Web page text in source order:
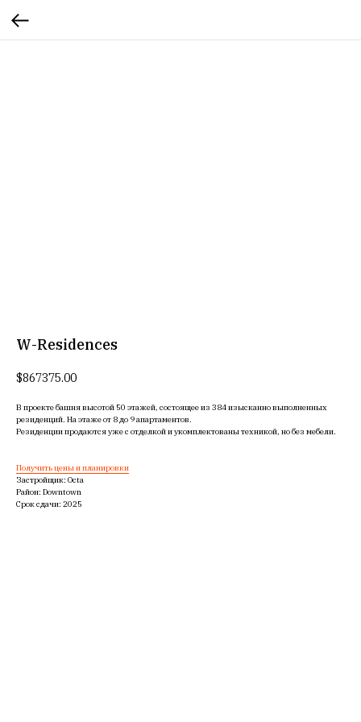
W-Residences
$867375.00
В проекте башня высотой 50 этажей, состоящее из 384 изысканно выполненных
резиденций. На этаже от 8 до 9 апартаментов.
Резиденции продаются уже с отделкой и укомплектованы техникой, но без мебели.
Получить цены и планировки
Застройщик: Octa
Район: Downtown
Срок сдачи: 2025